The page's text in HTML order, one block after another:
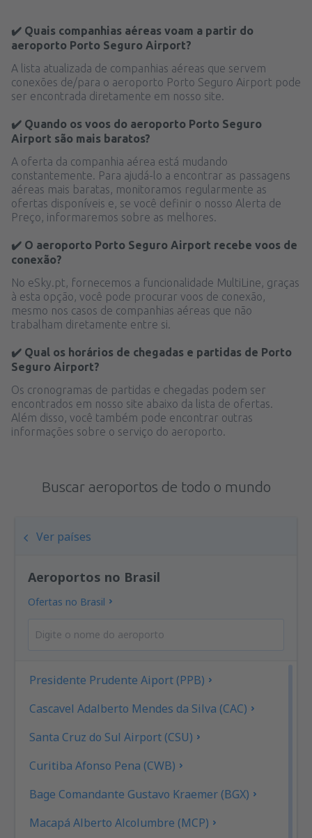
✔️ Quais companhias aéreas voam a partir do
aeroporto Porto Seguro Airport?
A lista atualizada de companhias aéreas que servem
conexões de/para o aeroporto Porto Seguro Airport pode
ser encontrada diretamente em nosso site.
✔️ Quando os voos do aeroporto Porto Seguro
Airport são mais baratos?
A oferta da companhia aérea está mudando
constantemente. Para ajudá-lo a encontrar as passagens
aéreas mais baratas, monitoramos regularmente as
ofertas disponíveis e, se você definir o nosso Alerta de
Preço, informaremos sobre as melhores.
✔️ O aeroporto Porto Seguro Airport recebe voos de
conexão?
No eSky.pt, fornecemos a funcionalidade MultiLine, graças
à esta opção, você pode procurar voos de conexão,
mesmo nos casos de companhias aéreas que não
trabalham diretamente entre si.
✔️ Qual os horários de chegadas e partidas de Porto
Seguro Airport?
Os cronogramas de partidas e chegadas podem ser
encontrados em nosso site abaixo da lista de ofertas.
Além disso, você também pode encontrar outras
informações sobre o serviço do aeroporto.
Buscar aeroportos de todo o mundo
Ver países
Aeroportos no Brasil
Ofertas no Brasil
Presidente Prudente Aiport (PPB)
Cascavel Adalberto Mendes da Silva (CAC)
Santa Cruz do Sul Airport (CSU)
Curitiba Afonso Pena (CWB)
Bage Comandante Gustavo Kraemer (BGX)
Macapá Alberto Alcolumbre (MCP)